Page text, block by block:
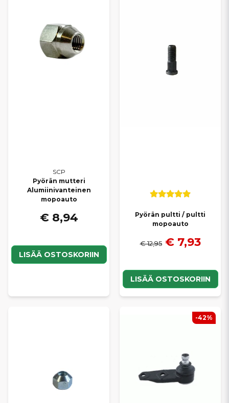
ohjautuu tarkasti ja pysyy turvallisena kaikissa tilanteissa.
SCP
Pyörän mutteri
Alumiinivanteinen
mopoauto
€ 8,94
LISÄÄ OSTOSKORIIN
Pyörän pultti / pultti
mopoauto
€ 12,95 € 7,93
LISÄÄ OSTOSKORIIN
-42%